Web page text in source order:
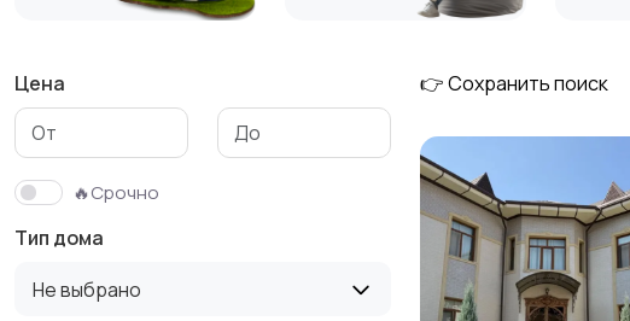
Цена
🔥Срочно
Тип дома
Не выбрано
👉 Сохранить поиск